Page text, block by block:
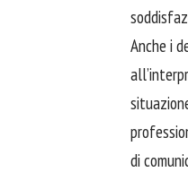
Anche i
di